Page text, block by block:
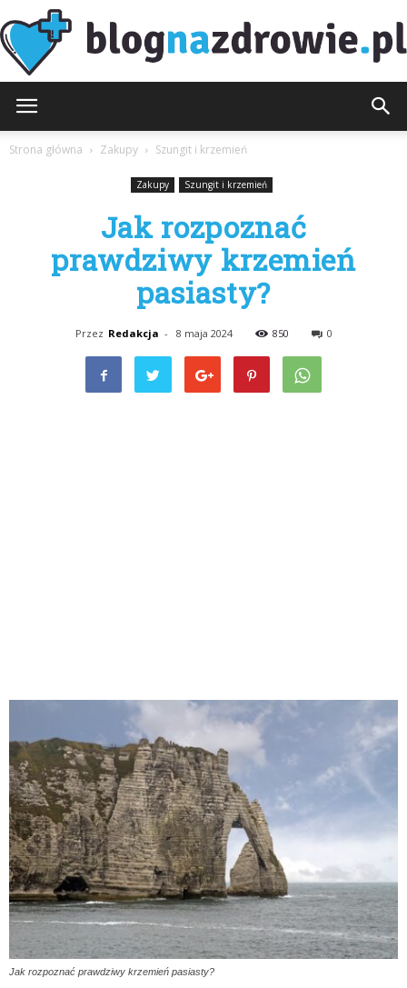
Strona główna Zakupy Szungit i krzemień
Zakupy Szungit i krzemień
Jak rozpoznać
prawdziwy krzemień
pasiasty?
Przez Redakcja - 8 maja 2024 850 0
Jak rozpoznać prawdziwy krzemień pasiasty?